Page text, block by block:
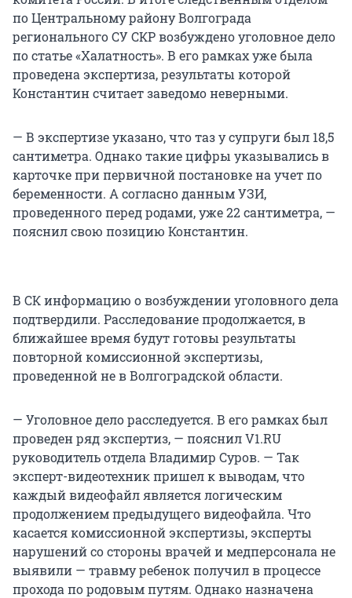
по Центральному району Волгограда
регионального СУ СКР возбуждено уголовное дело
по статье «Халатность». В его рамках уже была
проведена экспертиза, результаты которой
Константин считает заведомо неверными.
— В экспертизе указано, что таз у супруги был 18,5
сантиметра. Однако такие цифры указывались в
карточке при первичной постановке на учет по
беременности. А согласно данным УЗИ,
проведенного перед родами, уже 22 сантиметра, —
пояснил свою позицию Константин.
В СК информацию о возбуждении уголовного дела
подтвердили. Расследование продолжается, в
ближайшее время будут готовы результаты
повторной комиссионной экспертизы,
проведенной не в Волгоградской области.
— Уголовное дело расследуется. В его рамках был
проведен ряд экспертиз, — пояснил V1.RU
руководитель отдела Владимир Суров. — Так
эксперт-видеотехник пришел к выводам, что
каждый видеофайл является логическим
продолжением предыдущего видеофайла. Что
касается комиссионной экспертизы, эксперты
нарушений со стороны врачей и медперсонала не
выявили — травму ребенок получил в процессе
прохода по родовым путям. Однако назначена